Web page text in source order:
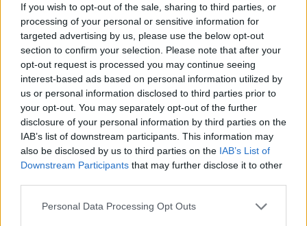
If you wish to opt-out of the sale, sharing to third parties, or
processing of your personal or sensitive information for
targeted advertising by us, please use the below opt-out
section to confirm your selection. Please note that after your
opt-out request is processed you may continue seeing
interest-based ads based on personal information utilized by
us or personal information disclosed to third parties prior to
your opt-out. You may separately opt-out of the further
disclosure of your personal information by third parties on the
IAB’s list of downstream participants. This information may
also be disclosed by us to third parties on the IAB’s List of
Downstream Participants that may further disclose it to other
Personal Data Processing Opt Outs
kiemelkedő szerepük van, úgy vélem, egy
kertből sem hiányozhatnak.